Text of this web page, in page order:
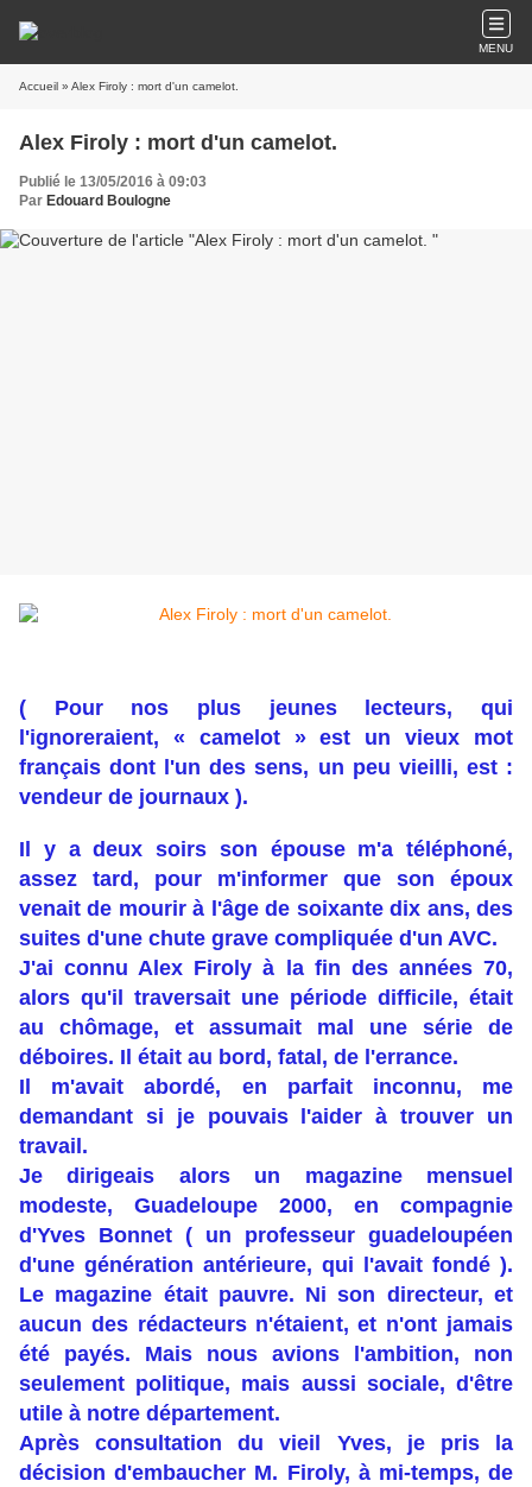
MENU
Accueil » Alex Firoly : mort d'un camelot.
Alex Firoly : mort d'un camelot.
Publié le 13/05/2016 à 09:03
Par Edouard Boulogne
( Pour nos plus jeunes lecteurs, qui
l'ignoreraient, « camelot » est un vieux mot
français dont l'un des sens, un peu vieilli, est :
vendeur de journaux ).
Il y a deux soirs son épouse m'a téléphoné,
assez tard, pour m'informer que son époux
venait de mourir à l'âge de soixante dix ans, des
suites d'une chute grave compliquée d'un AVC.
J'ai connu Alex Firoly à la fin des années 70,
alors qu'il traversait une période difficile, était
au chômage, et assumait mal une série de
déboires. Il était au bord, fatal, de l'errance.
Il m'avait abordé, en parfait inconnu, me
demandant si je pouvais l'aider à trouver un
travail.
Je dirigeais alors un magazine mensuel
modeste, Guadeloupe 2000, en compagnie
d'Yves Bonnet ( un professeur guadeloupéen
d'une génération antérieure, qui l'avait fondé ).
Le magazine était pauvre. Ni son directeur, et
aucun des rédacteurs n'étaient, et n'ont jamais
été payés. Mais nous avions l'ambition, non
seulement politique, mais aussi sociale, d'être
utile à notre département.
Après consultation du vieil Yves, je pris la
décision d'embaucher M. Firoly, à mi-temps, de